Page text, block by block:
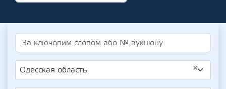
×
Одесская область